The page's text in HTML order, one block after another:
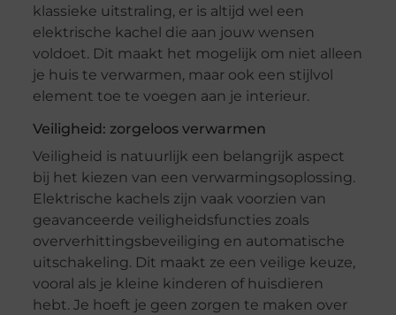
klassieke uitstraling, er is altijd wel een
elektrische kachel die aan jouw wensen
voldoet. Dit maakt het mogelijk om niet alleen
je huis te verwarmen, maar ook een stijlvol
element toe te voegen aan je interieur.
Veiligheid: zorgeloos verwarmen
Veiligheid is natuurlijk een belangrijk aspect
bij het kiezen van een verwarmingsoplossing.
Elektrische kachels zijn vaak voorzien van
geavanceerde veiligheidsfuncties zoals
oververhittingsbeveiliging en automatische
uitschakeling. Dit maakt ze een veilige keuze,
vooral als je kleine kinderen of huisdieren
hebt. Je hoeft je geen zorgen te maken over